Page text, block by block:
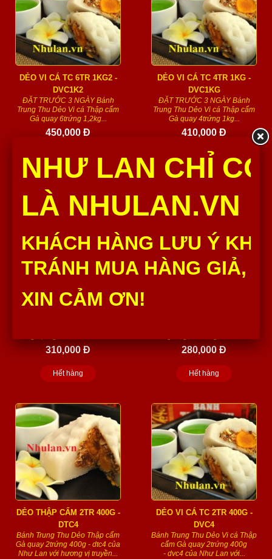
DẺO VI CÁ TC 6TR 1KG2 -
DVC1K2
ĐẶT TRƯỚC 3 NGÀY Bánh
Trung Thu Dẻo Vi cá Thập cẩm
Gà quay 6trứng 1,2kg...
450,000 Đ
DẺO VI CÁ TC 4TR 1KG -
DVC1KG
ĐẶT TRƯỚC 3 NGÀY Bánh
Trung Thu Dẻo Vi cá Thập cẩm
Gà quay 4trứng 1kg...
410,000 Đ
Hết hàng
DẺO ĐẬU XANH 6TR 1KG2 -
DDX1K2
310,000 Đ
Hết hàng
280,000 Đ
Hết hàng
DẺO THẬP CẨM 2TR 400G -
DTC4
Bánh Trung Thu Dẻo Thập cẩm
Gà quay 2trứng 400g - dtc4 của
Như Lan với hương vị truyền...
DẺO VI CÁ TC 2TR 400G -
DVC4
Bánh Trung Thu Dẻo Vi cá Thập
cẩm Gà quay 2trứng 400g
- dvc4 của Như Lan với...
NHƯ LAN CHỈ
LÀ NHULAN.VN
KHÁCH HÀNG LƯU Ý
TRÁNH MUA HÀNG GIẢ,
XIN CẢM ƠN!